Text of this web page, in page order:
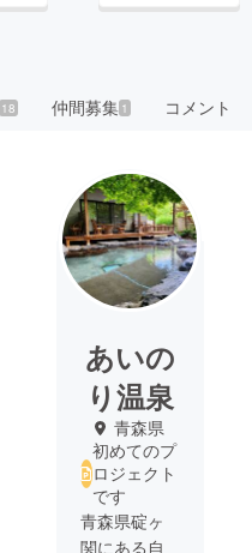
18 仲間募集 1 コメント
あいの
り温泉
青森県
初めてのプ
ロジェクト
です
青森県碇ヶ
関にある自